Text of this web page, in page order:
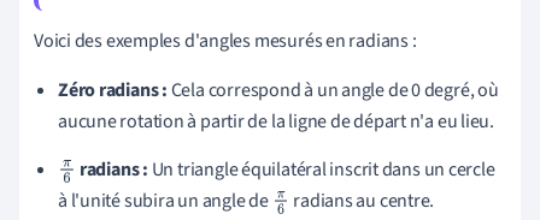
Voici des exemples d'angles mesurés en radians :
Zéro radians :Cela correspond à un angle de 0 degré, où
aucune rotation à partir de la ligne de départ n'a eu lieu.
π
6
radians : Un triangle équilatéral inscrit dans un cercle
à l'unité subira un angle de π radians au centre.